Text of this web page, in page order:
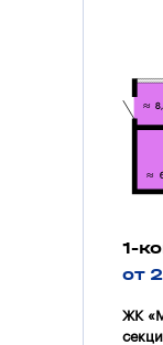
1-
от
ЖК